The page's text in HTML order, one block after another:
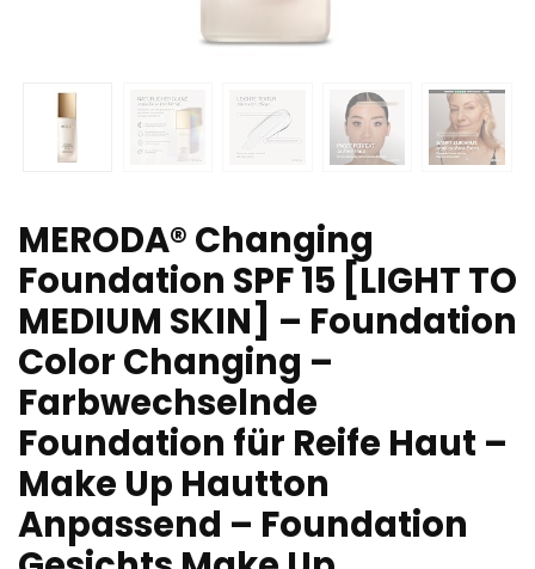
MERODA® Changing
Foundation SPF 15 [LIGHT TO
MEDIUM SKIN] – Foundation
Color Changing –
Farbwechselnde
Foundation für Reife Haut –
Make Up Hautton
Anpassend – Foundation